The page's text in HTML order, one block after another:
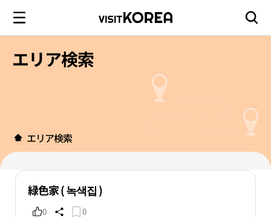
エリア検索
エリア検索
緑色家 ( 녹색집 )
0 0